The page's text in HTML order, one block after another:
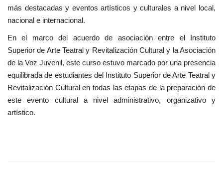
más destacadas y eventos artísticos y culturales a nivel local,
nacional e internacional.
En el marco del acuerdo de asociación entre el Instituto
Superior de Arte Teatral y Revitalización Cultural y la Asociación
de la Voz Juvenil, este curso estuvo marcado por una presencia
equilibrada de estudiantes del Instituto Superior de Arte Teatral y
Revitalización Cultural en todas las etapas de la preparación de
este evento cultural a nivel administrativo, organizativo y
artístico.